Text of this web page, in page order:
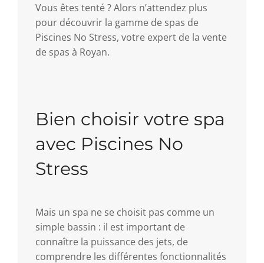
Vous êtes tenté ? Alors n’attendez plus
pour découvrir la gamme de spas de
Piscines No Stress, votre expert de la vente
de spas à Royan.
Bien choisir votre spa
avec Piscines No
Stress
Mais un spa ne se choisit pas comme un
simple bassin : il est important de
connaître la puissance des jets, de
comprendre les différentes fonctionnalités